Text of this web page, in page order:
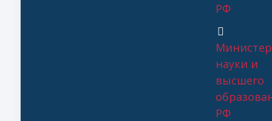
РФ
науки и
высшего
РФ